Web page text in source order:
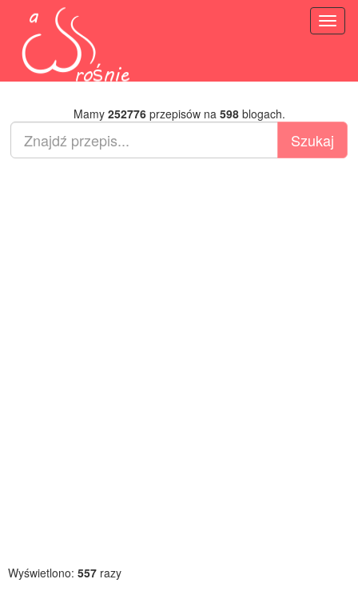
Mamy 252776przepisów na 598blogach.
Wyświetlono: 557 razy